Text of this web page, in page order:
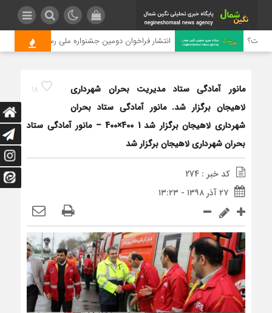
انتشار فراخوان دومین جشنواره ملی رسانه‌ای چای
18
مانور آمادگی ستاد مدیریت بحران شهرداری
لاهیجان برگزار شد. مانور آمادگی ستاد بحران
شهرداری لاهیجان برگزار شد 1 400×400 – مانور آمادگی ستاد
بحران شهرداری لاهیجان برگزار شد
کد خبر : 274
۲۷ آذر ۱۳۹۸ - ۱۳:۲۳